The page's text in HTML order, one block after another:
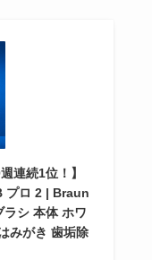
連続1位！】
プロ 2 | Braun
シ 本体 ホワ
みがき 歯垢除